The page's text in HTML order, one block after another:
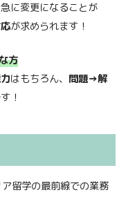
に変更になることが
が求められます！
方
はもちろん、 問題→解
！
ア留学の最前線での業務